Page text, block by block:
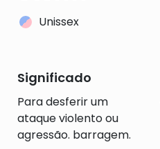
Unissex
Significado
Para desferir um
ataque violento ou
agressão. barragem.